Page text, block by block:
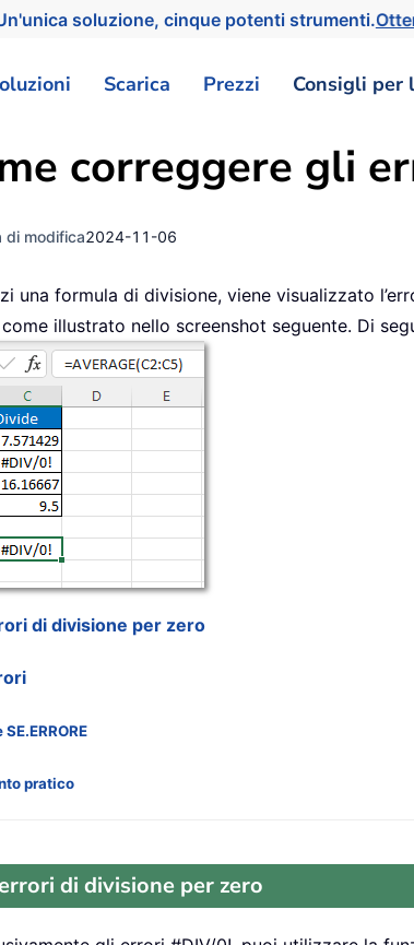
soluzione, cinque potenti strumenti.
Scarica Prezzi Consigli per
correggere gli
di modifica2024-11-06
una formula di divisione, viene visualizzato
illustrato nello screenshot seguente. Di
di divisione per zero
pratico
di divisione per zero